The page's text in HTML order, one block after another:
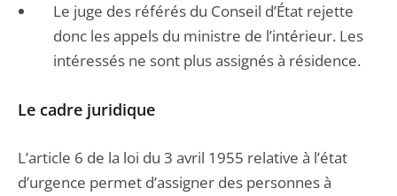
Le juge des référés du Conseil d’État rejette
donc les appels du ministre de l’intérieur. Les
intéressés ne sont plus assignés à résidence.
Le cadre juridique
L’article 6 de la loi du 3 avril 1955 relative à l’état
d’urgence permet d’assigner des personnes à